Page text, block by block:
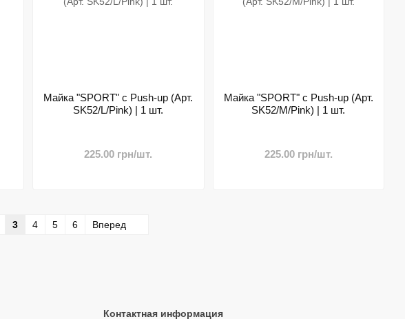
Майка "SPORT" с Push-up (Арт.
SK52/L/Pink) | 1 шт.
225.00 грн/шт.
Майка "SPORT" с Push-up (Арт.
SK52/M/Pink) | 1 шт.
225.00 грн/шт.
3 4 5 6 Вперед
Контактная информация